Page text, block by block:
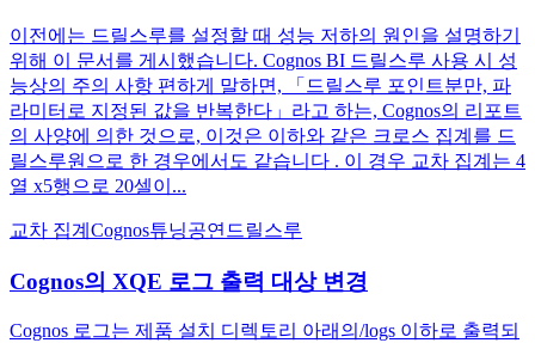
이전에는 드릴스루를 설정할 때 성능 저하의 원인을 설명하기
위해 이 문서를 게시했습니다. Cognos BI 드릴스루 사용 시 성
능상의 주의 사항 편하게 말하면, 「드릴스루 포인트분만, 파
라미터로 지정된 값을 반복한다」라고 하는, Cognos의 리포트
의 사양에 의한 것으로, 이것은 이하와 같은 크로스 집계를 드
릴스루원으로 한 경우에서도 같습니다 . 이 경우 교차 집계는 4
열 x5행으로 20셀이...
교차 집계 Cognos튜닝공연 드릴스루
Cognos의 XQE 로그 출력 대상 변경
Cognos 로그는 제품 설치 디렉토리 아래의/logs 이하로 출력되